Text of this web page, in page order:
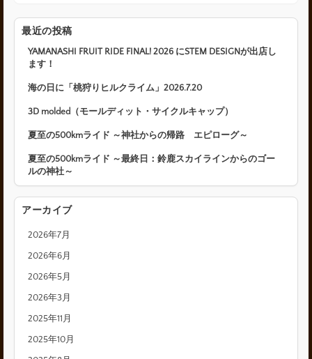
最近の投稿
YAMANASHI FRUIT RIDE FINAL! 2026 にSTEM DESIGNが出店し
ます！
海の日に「桃狩りヒルクライム」2026.7.20
3D molded（モールディット・サイクルキャップ）
夏至の500kmライド ～神社からの帰路 エピローグ～
夏至の500kmライド ～最終日：鈴鹿スカイラインからのゴー
ルの神社～
アーカイブ
2026年7月
2026年6月
2026年5月
2026年3月
2025年11月
2025年10月